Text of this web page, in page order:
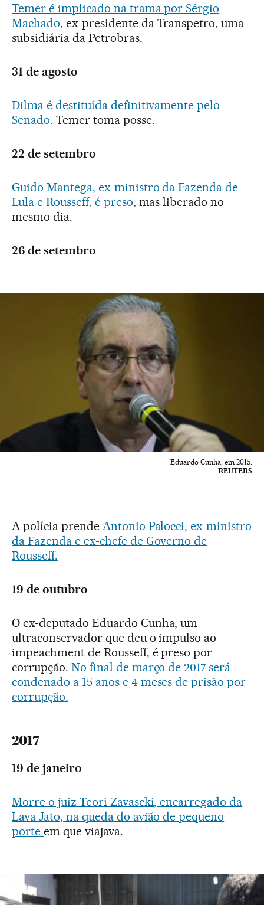
Temer é implicado na trama por Sérgio
Machado, ex-presidente da Transpetro, uma
subsidiária da Petrobras.
31 de agosto
Dilma é destituída definitivamente pelo
Senado. Temer toma posse.
22 de setembro
Guido Mantega, ex-ministro da Fazenda de
Lula e Rousseff, é preso, mas liberado no
mesmo dia.
26 de setembro
Eduardo Cunha, em 2015.
REUTERS
A polícia prende Antonio Palocci, ex-ministro
da Fazenda e ex-chefe de Governo de
Rousseff.
19 de outubro
O ex-deputado Eduardo Cunha, um
ultraconservador que deu o impulso ao
impeachment de Rousseff, é preso por
corrupção. No final de março de 2017 será
condenado a 15 anos e 4 meses de prisão por
corrupção.
2017
19 de janeiro
Morre o juiz Teori Zavascki, encarregado da
Lava Jato, na queda do avião de pequeno
porte em que viajava.